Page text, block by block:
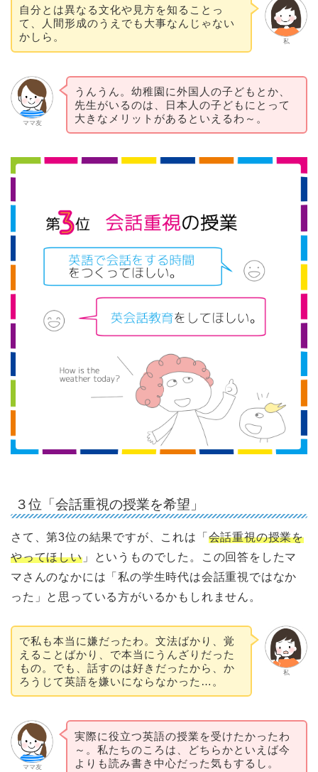
私
自分とは異なる文化や見方を知ることっ
て、人間形成のうえでも大事なんじゃない
かしら。
ママ友
うんうん。幼稚園に外国人の子どもとか、
先生がいるのは、日本人の子どもにとって
大きなメリットがあるといえるわ～。
３位「会話重視の授業を希望」
さて、第3位の結果ですが、これは「 会話重視の授業を
やってほしい」というものでした。この回答をしたマ
マさんのなかには「私の学生時代は会話重視ではなか
った」と思っている方がいるかもしれません。
私
で私も本当に嫌だったわ。文法ばかり、覚
えることばかり、で本当にうんざりだった
もの。でも、話すのは好きだったから、か
ろうじて英語を嫌いにならなかった…。
ママ友
実際に役立つ英語の授業を受けたかったわ
～。私たちのころは、どちらかといえば今
よりも読み書き中心だった気もするし。